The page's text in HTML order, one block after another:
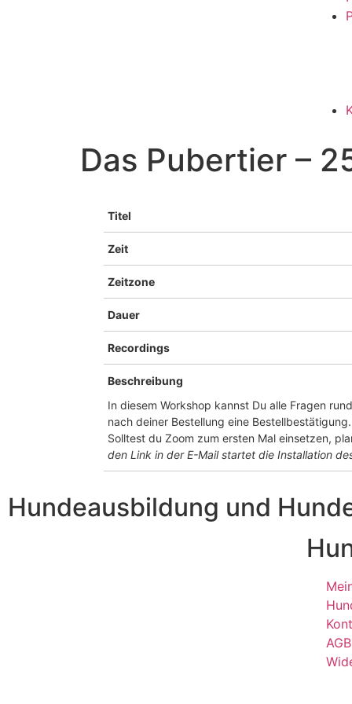
Das Pubertier –
Titel
Zeit
Zeitzone
Dauer
Recordings
Beschreibung
In diesem Workshop kannst Du alle Fragen
nach deiner Bestellung eine
Solltest du Zoom zum ersten Mal einsetzen,
den Link in der E-Mail startet die Installation
Hundeausbildung und
AGB